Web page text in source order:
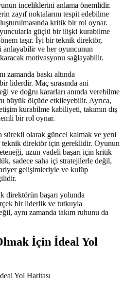
inceliklerini anlama önemlidir.
zayıf noktalarını tespit edebilme
kritik bir rol oynar.
güçlü bir ilişki kurabilme
taşır. İyi bir teknik direktör,
ve her oyuncunun
motivasyonu sağlayabilir.
zamanda baskı altında
liderdir. Maç sırasında ani
ve doğru kararları anında verebilme
büyük ölçüde etkileyebilir. Ayrıca,
kurabilme kabiliyeti, takımın dış
bir rol oynar.
sürekli olarak güncel kalmak ve yeni
teknik direktör için gereklidir. Oyunun
uzun vadeli başarı için kritik
sadece saha içi stratejilerle değil,
gelişimleriyle ve kulüp
direktörün başarı yolunda
bir liderlik ve tutkuyla
aynı zamanda takım ruhunu da
İçin İdeal Yol
Yol Haritası